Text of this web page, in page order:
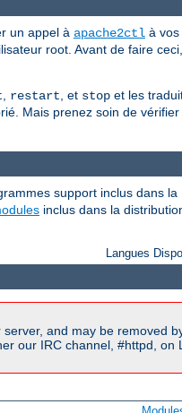
un appel à apache2ctl à vos
root. Avant de faire ceci,
, restart, et stop et les
Mais prenez soin de vérifier
support inclus dans la
inclus dans la
Langues
and may be removed
our IRC channel, #httpd, on